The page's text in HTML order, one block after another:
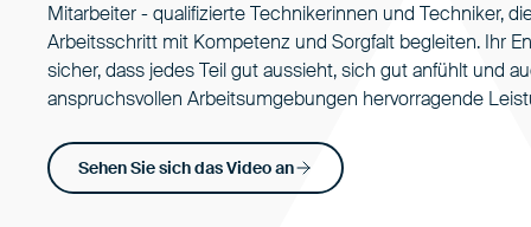
Mitarbeiter - qualifizierte Technikerinnen und Techniker,
Arbeitsschritt mit Kompetenz und Sorgfalt begleiten. Ihr
sicher, dass jedes Teil gut aussieht, sich gut anfühlt und
anspruchsvollen Arbeitsumgebungen hervorragende
Sehen Sie sich das Video an